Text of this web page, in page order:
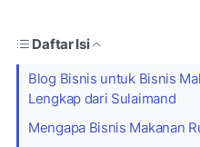
Daftar Isi
Blog Bisnis untuk Bisnis
Lengkap dari Sulaimand
Mengapa Bisnis Makanan